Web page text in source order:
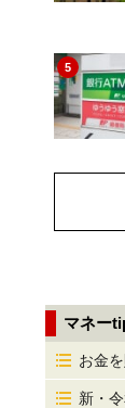
5
マネー
お金
新・